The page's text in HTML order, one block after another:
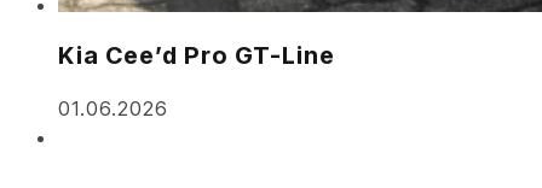
Kia Cee’d Pro GT-Line
01.06.2026